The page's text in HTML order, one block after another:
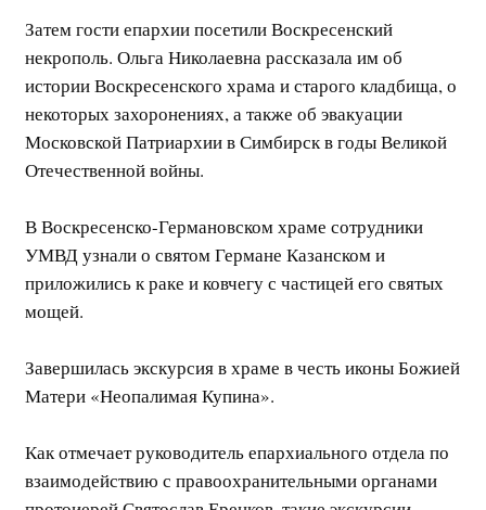
Затем гости епархии посетили Воскресенский
некрополь. Ольга Николаевна рассказала им об
истории Воскресенского храма и старого кладбища, о
некоторых захоронениях, а также об эвакуации
Московской Патриархии в Симбирск в годы Великой
Отечественной войны.
В Воскресенско-Германовском храме сотрудники
УМВД узнали о святом Германе Казанском и
приложились к раке и ковчегу с частицей его святых
мощей.
Завершилась экскурсия в храме в честь иконы Божией
Матери «Неопалимая Купина».
Как отмечает руководитель епархиального отдела по
взаимодействию с правоохранительными органами